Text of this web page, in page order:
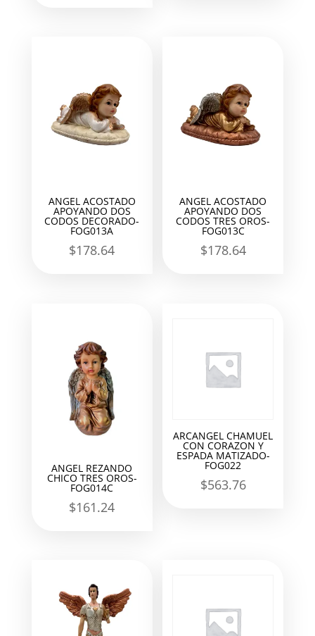
ANGEL ACOSTADO
APOYANDO DOS
CODOS DECORADO-
FOG013A
$178.64
ANGEL ACOSTADO
APOYANDO DOS
CODOS TRES OROS-
FOG013C
$178.64
ANGEL REZANDO
CHICO TRES OROS-
FOG014C
$161.24
ARCANGEL CHAMUEL
CON CORAZON Y
ESPADA MATIZADO-
FOG022
$563.76